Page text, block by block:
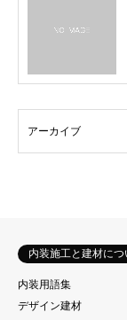
内装施工と建材につ
内装用語集
デザイン建材